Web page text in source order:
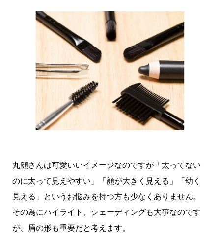
丸顔さんは可愛いいイメージなのですが「太ってない
のに太って見えやすい」「顔が大きく見える」「幼く
見える」というお悩みを持つ方も少なくありません。
その為にハイライト、シェーディングも大事なのです
が、眉の形も重要だと考えます。